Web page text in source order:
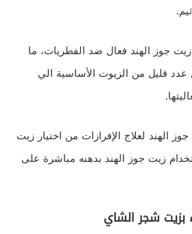
جوز الهند فعال ضد الفطريات، ما
قليل من الزيوت الأساسية الي
الهند لعلاج الإفرازات من اختيار زيت
زيت جوز الهند بدهنه مباشرة على
بزيت شجر الشاي